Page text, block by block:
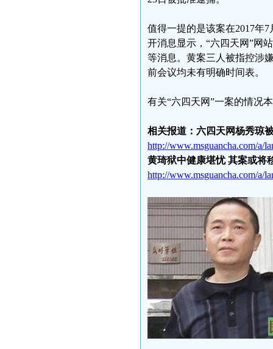
值得一提的是该案在2017年
开消息显示，“六四天网”网
等消息。黄案三人被指控涉
前会议均未有明确时间表。
有关“六四天网”一案的情况
相关报道：六四天网杨秀琼
http://www.msguancha.com/a/
黄琦狱中健康堪忧 其案或将
http://www.msguancha.com/a/